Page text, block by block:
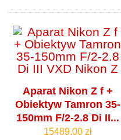
Aparat Nikon Z f +
Obiektyw Tamron 35-
150mm F/2-2.8 Di II...
15489.00 zł